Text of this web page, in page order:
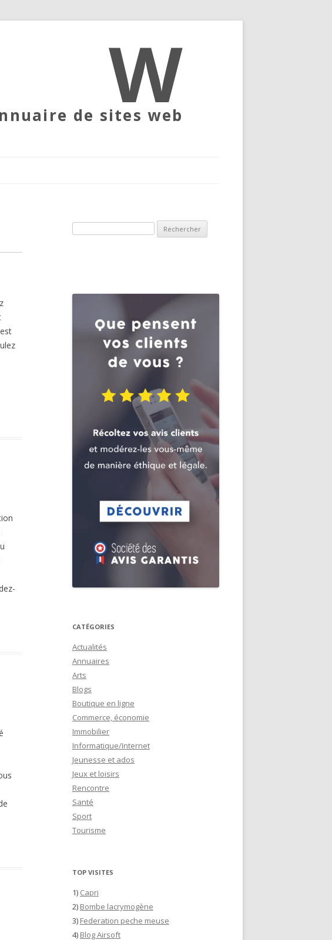
de sites web
CATÉGORIES
Actualités
Annuaires
Arts
Blogs
Boutique en ligne
Commerce, économie
Immobilier
Informatique/Internet
Jeunesse et ados
Jeux et loisirs
Rencontre
Santé
Sport
Tourisme
TOP VISITES
1) Capri
2) Bombe lacrymogène
3) Federation peche meuse
4) Blog Airsoft